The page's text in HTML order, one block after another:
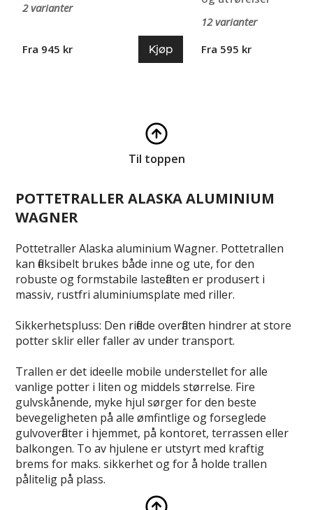
2 varianter
Fra 945 kr Kjøp
12 varianter
Fra 595 kr
Til toppen
POTTETRALLER ALASKA ALUMINIUM
WAGNER
Pottetraller Alaska aluminium Wagner. Pottetrallen
kan fleksibelt brukes både inne og ute, for den
robuste og formstabile lasteflaten er produsert i
massiv, rustfri aluminiumsplate med riller.
Sikkerhetspluss: Den riflede overflaten hindrer at store
potter sklir eller faller av under transport.
Trallen er det ideelle mobile understellet for alle
vanlige potter i liten og middels størrelse. Fire
gulvskånende, myke hjul sørger for den beste
bevegeligheten på alle ømfintlige og forseglede
gulvoverflater i hjemmet, på kontoret, terrassen eller
balkongen. To av hjulene er utstyrt med kraftig
brems for maks. sikkerhet og for å holde trallen
pålitelig på plass.